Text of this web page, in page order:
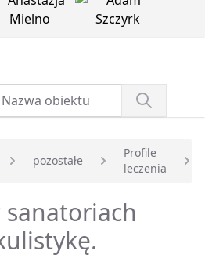
pozostałe
Profile
leczenia
sanatoriach